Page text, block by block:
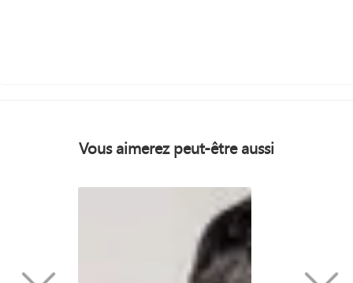
Vous aimerez peut-être aussi